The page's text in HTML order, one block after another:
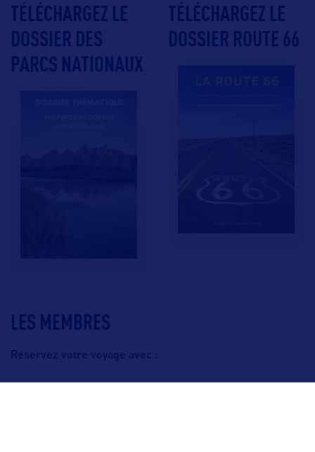
LES MEMBRES
Réservez votre voyage avec :
TÉLÉCHARGEZ LE
DOSSIER DES
PARCS NATIONAUX
TÉLÉCHARGEZ LE
DOSSIER ROUTE 66